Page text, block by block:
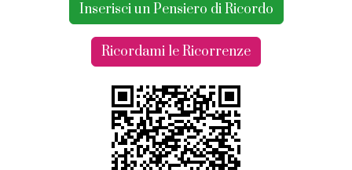
Inserisci un Pensiero di Ricordo
Ricordami le Ricorrenze